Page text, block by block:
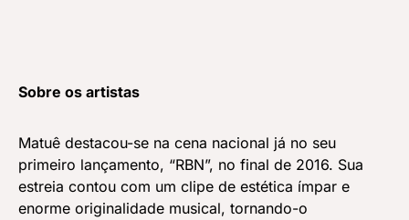
Sobre os artistas
Matuê destacou-se na cena nacional já no seu
primeiro lançamento, “RBN”, no final de 2016. Sua
estreia contou com um clipe de estética ímpar e
enorme originalidade musical, tornando-o